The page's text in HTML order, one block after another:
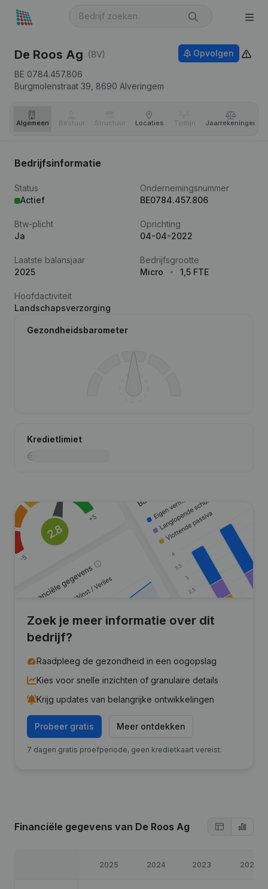
De Roos Ag (BV)
BE 0784.457.806
Burgmolenstraat 39, 8690 Alveringem
Opvolgen
Algemeen Bestuur Structuur Locaties Tijdlijn Jaar­rekeningen
Bedrijfsinformatie
Status
Actief
Ondernemingsnummer
BE0784.457.806
Btw-plicht
Ja
Oprichting
04-04-2022
Laatste balansjaar
2025
Bedrijfsgrootte
Micro
1,5 FTE
Hoofdactiviteit
Landschapsverzorging
Gezondheidsbarometer
Kredietlimiet
Zoek je meer informatie over dit
bedrijf?
Raadpleeg de gezondheid in een oogopslag
Kies voor snelle inzichten of granulaire details
Krijg updates van belangrijke ontwikkelingen
Probeer gratis Meer ontdekken
7 dagen gratis proefperiode, geen kredietkaart vereist.
Financiële gegevens van De Roos Ag
2025 2024 2023 2022